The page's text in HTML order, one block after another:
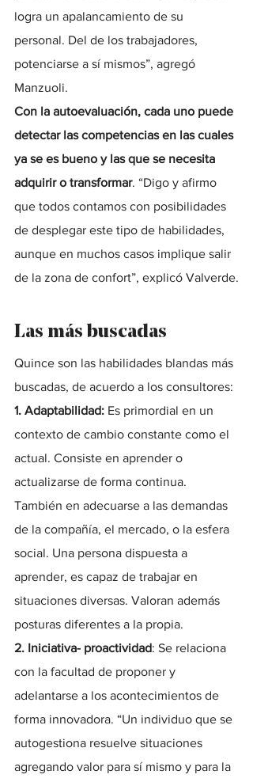
logra un apalancamiento de su
personal. Del de los trabajadores,
potenciarse a sí mismos”, agregó
Manzuoli.
Con la autoevaluación, cada uno puede
detectar las competencias en las cuales
ya se es bueno y las que se necesita
adquirir o transformar. “Digo y afirmo
que todos contamos con posibilidades
de desplegar este tipo de habilidades,
aunque en muchos casos implique salir
de la zona de confort”, explicó Valverde.
Las más buscadas
Quince son las habilidades blandas más
buscadas, de acuerdo a los consultores:
1. Adaptabilidad: Es primordial en un
contexto de cambio constante como el
actual. Consiste en aprender o
actualizarse de forma continua.
También en adecuarse a las demandas
de la compañía, el mercado, o la esfera
social. Una persona dispuesta a
aprender, es capaz de trabajar en
situaciones diversas. Valoran además
posturas diferentes a la propia.
2. Iniciativa- proactividad: Se relaciona
con la facultad de proponer y
adelantarse a los acontecimientos de
forma innovadora. “Un individuo que se
autogestiona resuelve situaciones
agregando valor para sí mismo y para la